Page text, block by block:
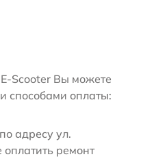
Scooter Вы можете
способами оплаты:
адресу ул.
ремонт